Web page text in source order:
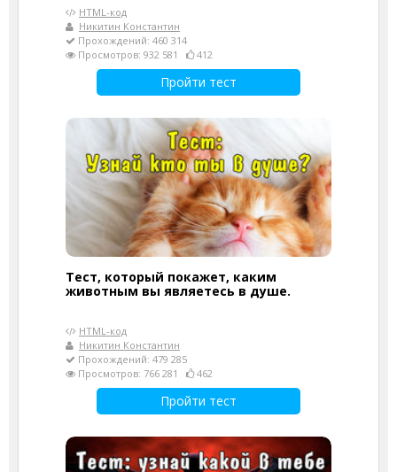
HTML-код
Никитин Константин
Прохождений: 460 314
Просмотров: 932 581
412
Пройти тест
Тест, который покажет, каким
животным вы являетесь в душе.
HTML-код
Никитин Константин
Прохождений: 479 285
Просмотров: 766 281
462
Пройти тест